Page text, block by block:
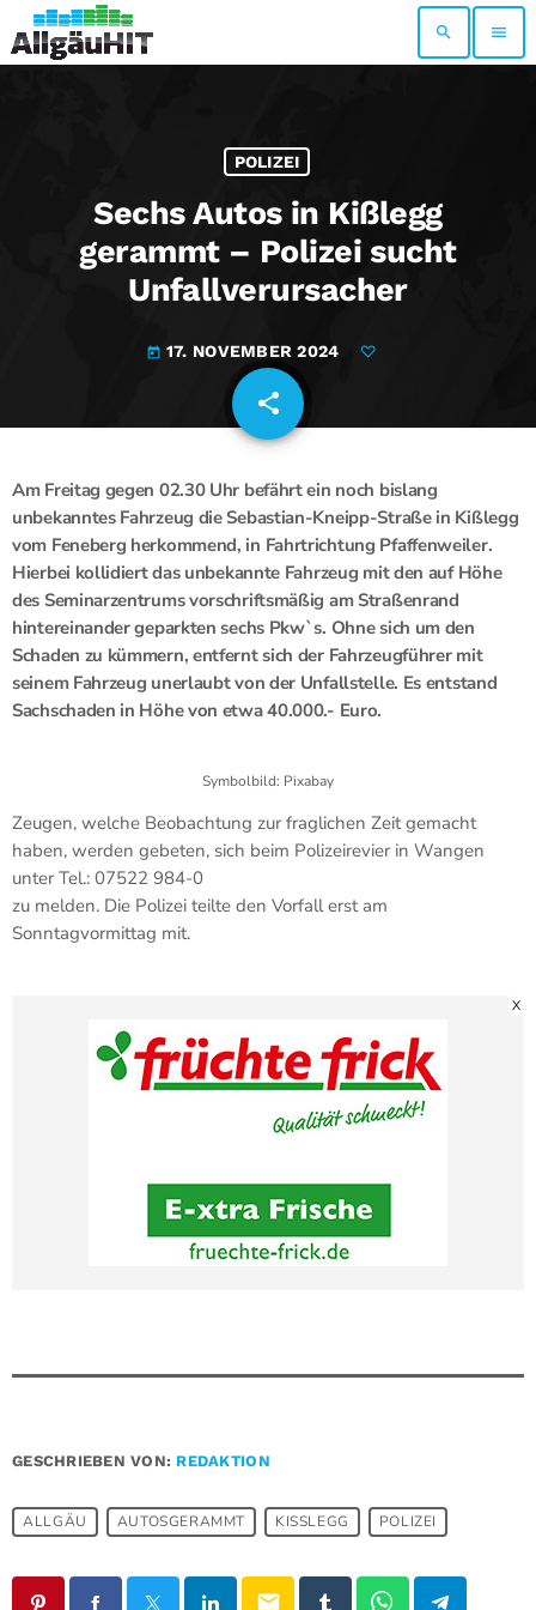
search menu
POLIZEI
Sechs Autos in Kißlegg
gerammt – Polizei sucht
Unfallverursacher
today 17. NOVEMBER 2024
share
email
Am Freitag gegen 02.30 Uhr befährt ein noch bislang
unbekanntes Fahrzeug die Sebastian-Kneipp-Straße in Kißlegg
vom Feneberg herkommend, in Fahrtrichtung Pfaffenweiler.
Hierbei kollidiert das unbekannte Fahrzeug mit den auf Höhe
des Seminarzentrums vorschriftsmäßig am Straßenrand
hintereinander geparkten sechs Pkw`s. Ohne sich um den
Schaden zu kümmern, entfernt sich der Fahrzeugführer mit
seinem Fahrzeug unerlaubt von der Unfallstelle. Es entstand
Sachschaden in Höhe von etwa 40.000.- Euro.
Symbolbild: Pixabay
Zeugen, welche Beobachtung zur fraglichen Zeit gemacht
haben, werden gebeten, sich beim Polizeirevier in Wangen
unter Tel.: 07522 984-0
zu melden. Die Polizei teilte den Vorfall erst am
Sonntagvormittag mit.
X
GESCHRIEBEN VON: REDAKTION
ALLGÄU AUTOSGERAMMT KISSLEGG POLIZEI
email